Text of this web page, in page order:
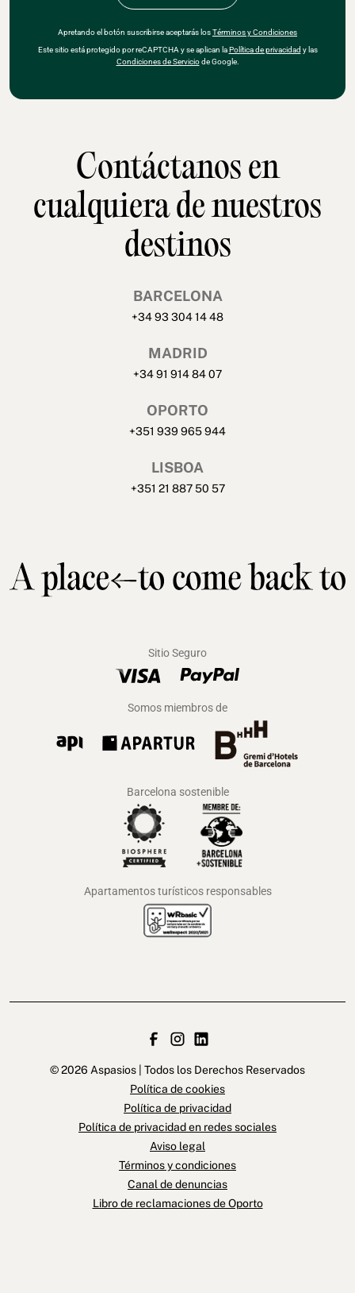
Apretando el botón suscribirse aceptarás losTérminos y Condiciones
Este sitio está protegido por reCAPTCHA y se aplican laPolítica de privacidad y las
Condiciones de Serviciode Google.
Contáctanos en
cualquiera de nuestros
destinos
BARCELONA
+34 93 304 14 48
MADRID
+34 91 914 84 07
OPORTO
+351 939 965 944
LISBOA
+351 21 887 50 57
Sitio Seguro
Somos miembros de
Barcelona sostenible
Apartamentos turísticos responsables
© 2026 Aspasios | Todos los Derechos Reservados
Política de cookies
Política de privacidad
Política de privacidad en redes sociales
Aviso legal
Términos y condiciones
Canal de denuncias
Libro de reclamaciones de Oporto